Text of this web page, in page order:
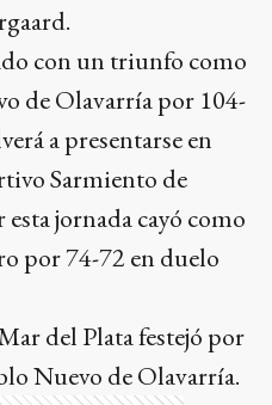
con un triunfo como
de Olavarría por 104-
a presentarse en
Sarmiento de
jornada cayó como
por 74-72 en duelo
del Plata festejó por
Nuevo de Olavarría.